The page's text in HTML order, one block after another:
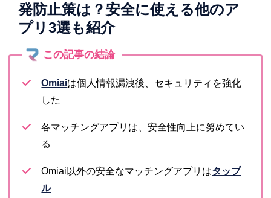
発防止策は？安全に使える他のア
プリ3選も紹介
Omiaiは個人情報漏洩後、セキュリティを強化
した
各マッチングアプリは、安全性向上に努めてい
る
Omiai以外の安全なマッチングアプリはタップ
ル